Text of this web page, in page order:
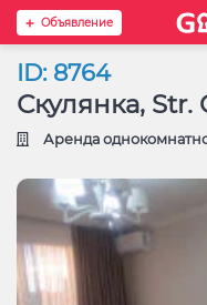
Oбъявление
ID: 8764
Скулянка, Str.
Аренда